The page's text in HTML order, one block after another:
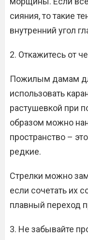
сияния, то такие
внутренний угол
2. Откажитесь от
Пожилым дамам
использовать
растушевкой при
образом можно
пространство –
редкие.
Стрелки можно
если сочетать их
плавный переход
3. Не забывайте